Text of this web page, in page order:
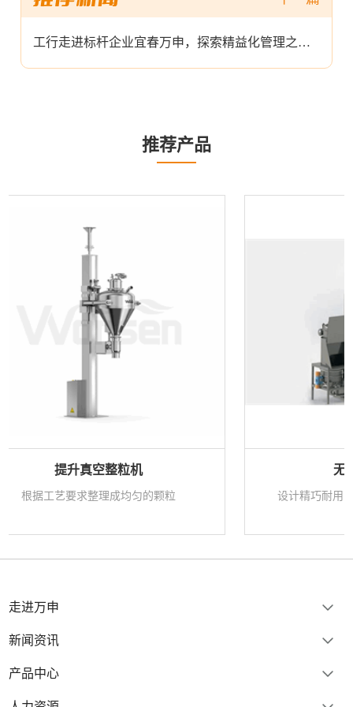
工行走进标杆企业宜春万申，探索精益化管理之道！
推荐产品
设计精巧耐用，适用性广，洁净无粉尘
走进万申
新闻资讯
产品中心